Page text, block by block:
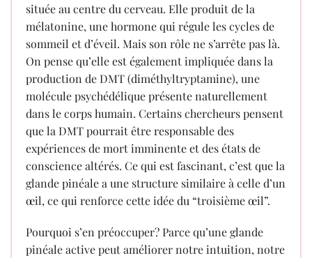
située au centre du cerveau. Elle produit de la
mélatonine, une hormone qui régule les cycles de
sommeil et d’éveil. Mais son rôle ne s’arrête pas là.
On pense qu’elle est également impliquée dans la
production de DMT (diméthyltryptamine), une
molécule psychédélique présente naturellement
dans le corps humain. Certains chercheurs pensent
que la DMT pourrait être responsable des
expériences de mort imminente et des états de
conscience altérés. Ce qui est fascinant, c’est que la
glande pinéale a une structure similaire à celle d’un
œil, ce qui renforce cette idée du “troisième œil”.
Pourquoi s’en préoccuper? Parce qu’une glande
pinéale active peut améliorer notre intuition, notre